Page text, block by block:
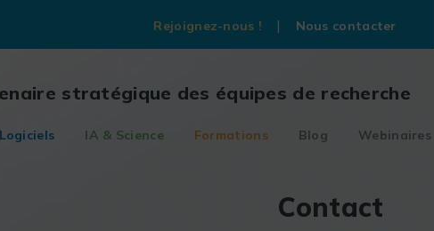
Rejoignez-nous ! Nous contacter
stratégique des équipes de recherche
Logiciels IA & Science Formations Blog Webinaires
Contact